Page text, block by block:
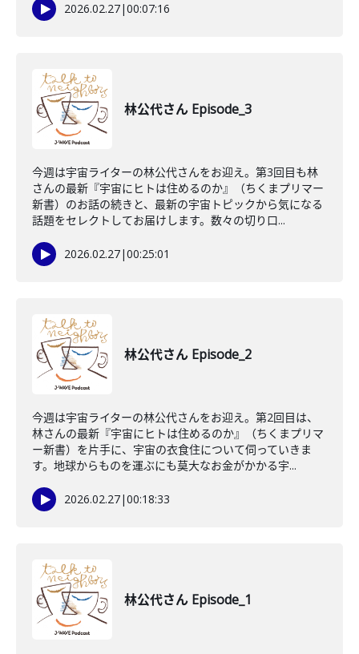
2026.02.27|00:07:16
林公代さん Episode_3
今週は宇宙ライターの林公代さんをお迎え。第3回目も林
さんの最新『宇宙にヒトは住めるのか』（ちくまプリマー
新書）のお話の続きと、最新の宇宙トピックから気になる
話題をセレクトしてお届けします。数々の切り口...
2026.02.27|00:25:01
林公代さん Episode_2
今週は宇宙ライターの林公代さんをお迎え。第2回目は、
林さんの最新『宇宙にヒトは住めるのか』（ちくまプリマ
ー新書）を片手に、宇宙の衣食住について伺っていきま
す。地球からものを運ぶにも莫大なお金がかかる宇...
2026.02.27|00:18:33
林公代さん Episode_1